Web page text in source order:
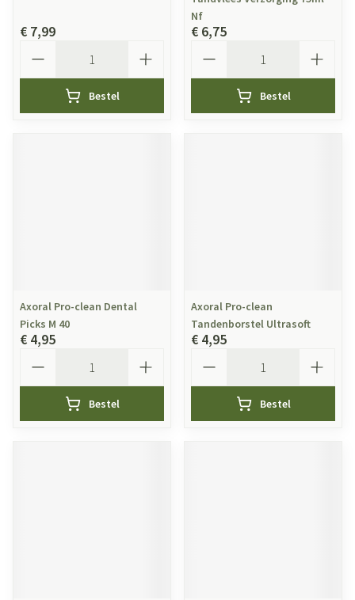
€ 7,99
Bestel
Nf
€ 6,75
Bestel
Axoral Pro-clean Dental
Picks M 40
€ 4,95
Bestel
Axoral Pro-clean
Tandenborstel Ultrasoft
€ 4,95
Bestel